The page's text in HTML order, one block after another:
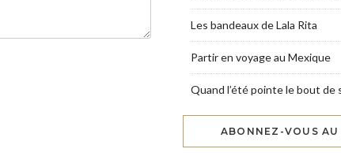
Les bandeaux de Lala Rita
Partir en voyage au Mexique
Quand l’été pointe le bout de
ABONNEZ-VOUS AU